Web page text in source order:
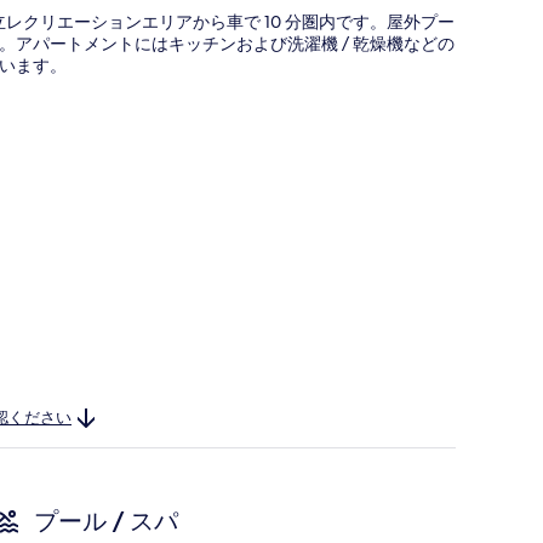
クリエーションエリアから車で 10 分圏内です。屋外プー
アパートメントにはキッチンおよび洗濯機 / 乾燥機などの
ます。
ください
プール / スパ